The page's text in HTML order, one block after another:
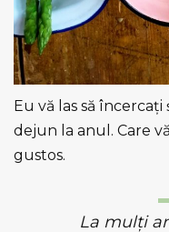
Eu vă las să încercați
dejun la anul. Care
gustos.
La mulți